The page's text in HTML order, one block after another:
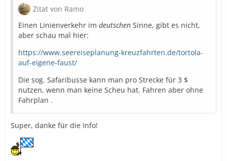
Zitat von Ramo
Einen Linienverkehr im deutschen Sinne, gibt es nicht,
aber schau mal hier:
https://www.seereiseplanung-kreuzfahrten.de/tortola-
auf-eigene-faust/
Die sog. Safaribusse kann man pro Strecke für 3 $
nutzen, wenn man keine Scheu hat. Fahren aber ohne
Fahrplan .
Super, danke für die Info!